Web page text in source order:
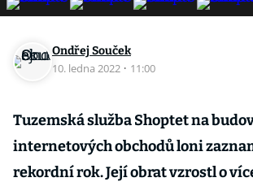
Ondřej Souček
10. ledna 2022 · 11:00
Tuzemská služba Shoptet na
internetových obchodů loni
rekordní rok. Její obrat vzrostl o